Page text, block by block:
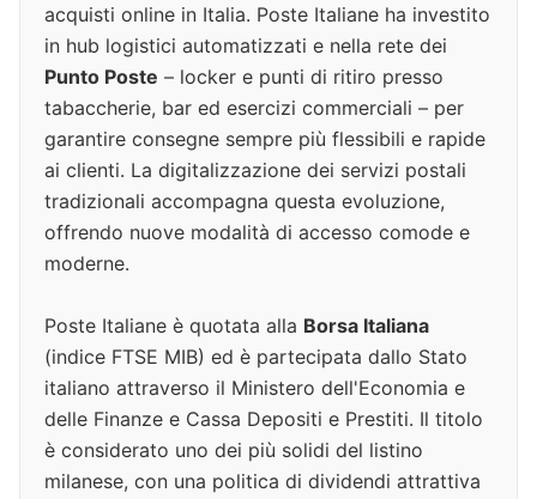
acquisti online in Italia. Poste Italiane ha investito
in hub logistici automatizzati e nella rete dei
Punto Poste – locker e punti di ritiro presso
tabaccherie, bar ed esercizi commerciali – per
garantire consegne sempre più flessibili e rapide
ai clienti. La digitalizzazione dei servizi postali
tradizionali accompagna questa evoluzione,
offrendo nuove modalità di accesso comode e
moderne.
Poste Italiane è quotata alla Borsa Italiana
(indice FTSE MIB) ed è partecipata dallo Stato
italiano attraverso il Ministero dell'Economia e
delle Finanze e Cassa Depositi e Prestiti. Il titolo
è considerato uno dei più solidi del listino
milanese, con una politica di dividendi attrattiva